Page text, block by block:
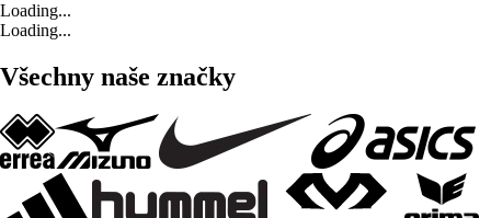
Loading...
Loading...
Všechny naše značky